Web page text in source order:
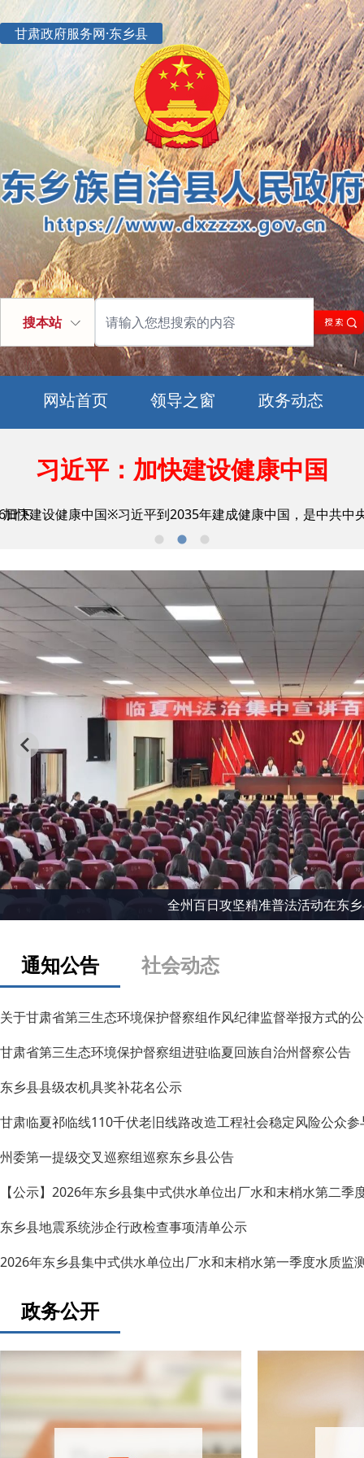
甘肃政府服务网·东乡县
搜本站
网站首页 领导之窗 政务动态
日下
华社北京7月28日电（记者 邵艺博）7月28日上午，国家主
一，中斯友谊之树根深叶茂。2024年两国关系提升为战略伙
国元首外交的世界情怀与大国气派新华社记者 韩梁 朱瑞
美好明天。”2025年11月，韩国庆州，习近平主席向世界发
习近平：加快建设健康中国
加快建设健康中国※习近平到2035年建成健康中国，是中共中
午，中共中央总书记、国家主席、中央军委主席习近平看望
全州百日攻坚精准普法活动在东
通知公告 社会动态
关于甘肃省第三生态环境保护督察组作风纪律监督举报方式的
甘肃省第三生态环境保护督察组进驻临夏回族自治州督察公告
东乡县县级农机具奖补花名公示
甘肃临夏祁临线110千伏老旧线路改造工程社会稳定风险公众
州委第一提级交叉巡察组巡察东乡县公告
【公示】2026年东乡县集中式供水单位出厂水和末梢水第二季
东乡县地震系统涉企行政检查事项清单公示
2026年东乡县集中式供水单位出厂水和末梢水第一季度水质监
政务公开